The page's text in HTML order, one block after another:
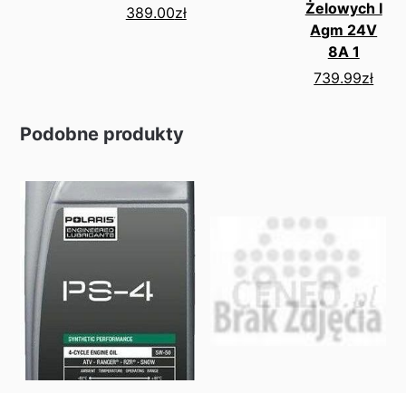
389.00zł
Żelowych I
Agm 24V
8A 1
739.99zł
Podobne produkty